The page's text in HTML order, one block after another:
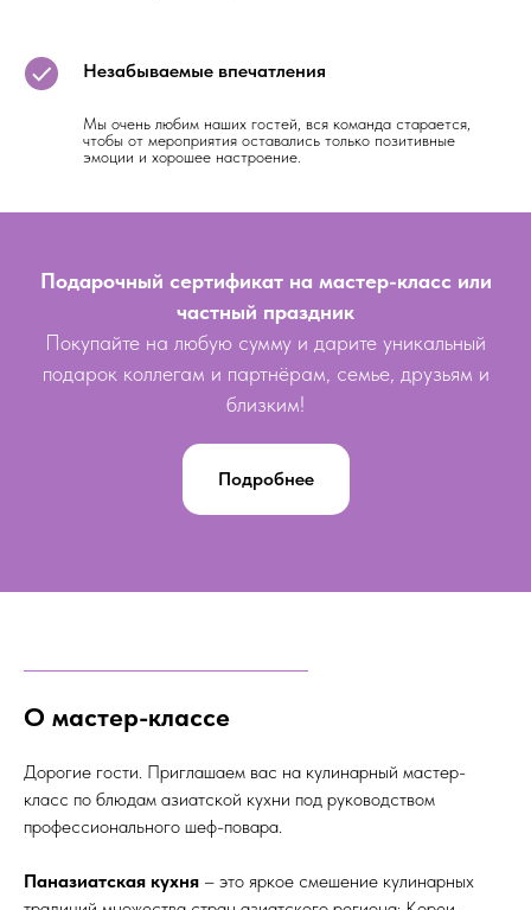
Незабываемые впечатления
Мы очень любим наших гостей, вся команда старается,
чтобы от мероприятия оставались только позитивные
эмоции и хорошее настроение.
Подарочный сертификат на мастер-класс или
частный праздник
Покупайте на любую сумму и дарите уникальный
подарок коллегам и партнёрам, семье, друзьям и
близким!
Подробнее
О мастер-классе
Дорогие гости. Приглашаем вас на кулинарный мастер-
класс по блюдам азиатской кухни под руководством
профессионального шеф-повара.
Паназиатская кухня – это яркое смешение кулинарных